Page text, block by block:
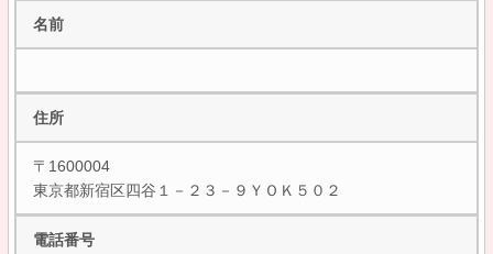
名前
住所
〒1600004
東京都新宿区四谷１－２３－９ＹＯＫ５０２
電話番号